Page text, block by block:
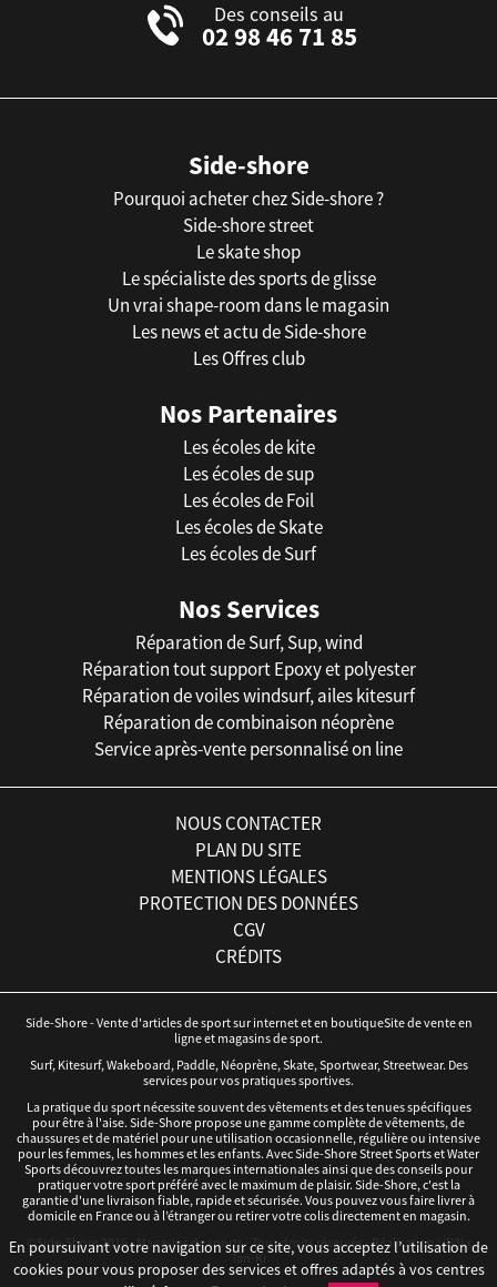
Des conseils au
02 98 46 71 85
Side-shore
Pourquoi acheter chez Side-shore ?
Side-shore street
Le skate shop
Le spécialiste des sports de glisse
Un vrai shape-room dans le magasin
Les news et actu de Side-shore
Les Offres club
Nos Partenaires
Les écoles de kite
Les écoles de sup
Les écoles de Foil
Les écoles de Skate
Les écoles de Surf
Nos Services
Réparation de Surf, Sup, wind
Réparation tout support Epoxy et polyester
Réparation de voiles windsurf, ailes kitesurf
Réparation de combinaison néoprène
Service après-vente personnalisé on line
NOUS CONTACTER
PLAN DU SITE
MENTIONS LÉGALES
PROTECTION DES DONNÉES
CGV
CRÉDITS
Side-Shore - Vente d'articles de sport sur internet et en boutiqueSite de vente en
ligne et magasins de sport.
Surf, Kitesurf, Wakeboard, Paddle, Néoprène, Skate, Sportwear, Streetwear. Des
services pour vos pratiques sportives.
La pratique du sport nécessite souvent des vêtements et des tenues spécifiques
pour être à l'aise. Side-Shore propose une gamme complète de vêtements, de
chaussures et de matériel pour une utilisation occasionnelle, régulière ou intensive
pour les femmes, les hommes et les enfants. Avec Side-Shore Street Sports et Water
Sports découvrez toutes les marques internationales ainsi que des conseils pour
pratiquer votre sport préféré avec le maximum de plaisir. Side-Shore, c'est la
garantie d'une livraison fiable, rapide et sécurisée. Vous pouvez vous faire livrer à
domicile en France ou à l’étranger ou retirer votre colis directement en magasin.
©Side-Shore 2016 - Magasins de sports - Tous droits réservés - Réalisation :iD3ix
Tan-Ki
En poursuivant votre navigation sur ce site, vous acceptez l’utilisation de
cookies pour vous proposer des services et offres adaptés à vos centres